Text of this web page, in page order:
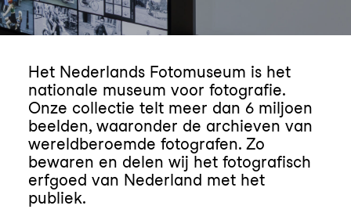
Het Nederlands Fotomuseum is het
nationale museum voor fotografie.
Onze collectie telt meer dan 6 miljoen
beelden, waaronder de archieven van
wereldberoemde fotografen. Zo
bewaren en delen wij het fotografisch
erfgoed van Nederland met het
publiek.